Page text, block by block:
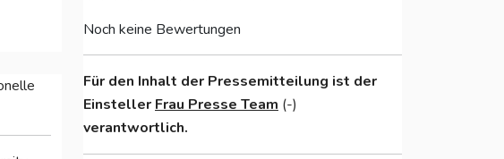
Noch keine Bewertungen
Für den Inhalt der Pressemitteilung ist der
Einsteller Frau Presse Team (-)
verantwortlich.